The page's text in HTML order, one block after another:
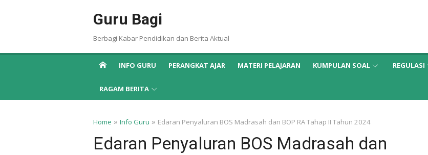
Guru Bagi
Berbagi Kabar Pendidikan dan Berita Aktual
INFO GURU PERANGKAT AJAR MATERI PELAJARAN KUMPULAN SOAL REGULASI
RAGAM BERITA
Home » Info Guru » Edaran Penyaluran BOS Madrasah dan BOP RA Tahap II Tahun 2024
Edaran Penyaluran BOS Madrasah dan